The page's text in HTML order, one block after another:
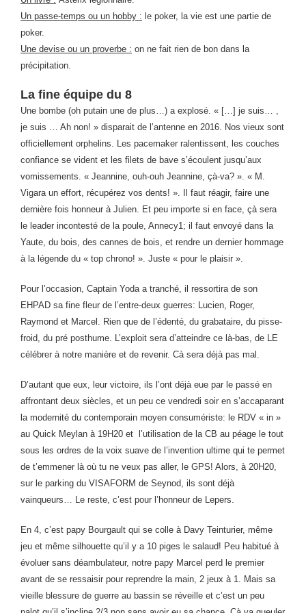
Un passe-temps ou un hobby : le poker, la vie est une partie de
poker.
Une devise ou un proverbe : on ne fait rien de bon dans la
précipitation.
La fine équipe du 8
Une bombe (oh putain une de plus…) a explosé. « […] je suis… ,
je suis … Ah non! » disparait de l’antenne en 2016. Nos vieux sont
officiellement orphelins. Les pacemaker ralentissent, les couches
confiance se vident et les filets de bave s’écoulent jusqu’aux
vomissements. « Jeannine, ouh-ouh Jeannine, çà-va? ». « M.
Vigara un effort, récupérez vos dents! ». Il faut réagir, faire une
dernière fois honneur à Julien. Et peu importe si en face, çà sera
le leader incontesté de la poule, Annecy1; il faut envoyé dans la
Yaute, du bois, des cannes de bois, et rendre un dernier hommage
à la légende du « top chrono! ». Juste « pour le plaisir ».
Pour l’occasion, Captain Yoda a tranché, il ressortira de son
EHPAD sa fine fleur de l’entre-deux guerres: Lucien, Roger,
Raymond et Marcel. Rien que de l’édenté, du grabataire, du pisse-
froid, du pré posthume. L’exploit sera d’atteindre ce là-bas, de LE
célébrer à notre manière et de revenir. Cà sera déjà pas mal.
D’autant que eux, leur victoire, ils l’ont déjà eue par le passé en
affrontant deux siècles, et un peu ce vendredi soir en s’accaparant
la modernité du contemporain moyen consumériste: le RDV « in »
au Quick Meylan à 19H20 et l’utilisation de la CB au péage le tout
sous les ordres de la voix suave de l’invention ultime qui te permet
de t’emmener là où tu ne veux pas aller, le GPS! Alors, à 20H20,
sur le parking du VISAFORM de Seynod, ils sont déjà
vainqueurs… Le reste, c’est pour l’honneur de Lepers.
En 4, c’est papy Bourgault qui se colle à Davy Teinturier, même
jeu et même silhouette qu’il y a 10 piges le salaud! Peu habitué à
évoluer sans déambulateur, notre papy Marcel perd le premier
avant de se ressaisir pour reprendre la main, 2 jeux à 1. Mais sa
vieille blessure de guerre au bassin se réveille et c’est un peu